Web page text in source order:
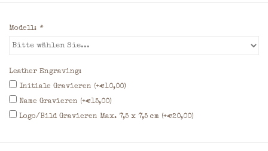
Modell: *
Leather Engraving:
Initiale Gravieren (+€10,00)
Name Gravieren (+€15,00)
Logo/Bild Gravieren Max. 7,5 x 7,5 cm (+€20,00)